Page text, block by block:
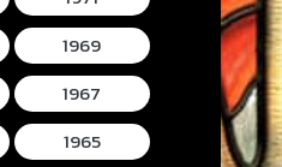
1969
1967
1965